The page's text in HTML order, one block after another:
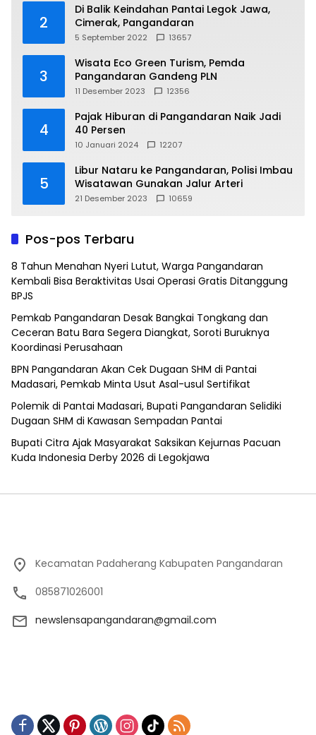
2
Di Balik Keindahan Pantai Legok Jawa,
Cimerak, Pangandaran
5 September 2022 13657
3
Wisata Eco Green Turism, Pemda
Pangandaran Gandeng PLN
11 Desember 2023 12356
4
Pajak Hiburan di Pangandaran Naik Jadi
40 Persen
10 Januari 2024 12207
5
Libur Nataru ke Pangandaran, Polisi Imbau
Wisatawan Gunakan Jalur Arteri
21 Desember 2023 10659
Pos-pos Terbaru
8 Tahun Menahan Nyeri Lutut, Warga Pangandaran
Kembali Bisa Beraktivitas Usai Operasi Gratis Ditanggung
BPJS
Pemkab Pangandaran Desak Bangkai Tongkang dan
Ceceran Batu Bara Segera Diangkat, Soroti Buruknya
Koordinasi Perusahaan
BPN Pangandaran Akan Cek Dugaan SHM di Pantai
Madasari, Pemkab Minta Usut Asal-usul Sertifikat
Polemik di Pantai Madasari, Bupati Pangandaran Selidiki
Dugaan SHM di Kawasan Sempadan Pantai
Bupati Citra Ajak Masyarakat Saksikan Kejurnas Pacuan
Kuda Indonesia Derby 2026 di Legokjawa
Kecamatan Padaherang Kabupaten Pangandaran
085871026001
newslensapangandaran@gmail.com